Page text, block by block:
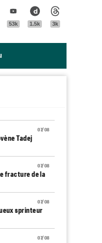
Tik Tok Youtube
53k
Dailymotion
1.5k 3k
07/08
Tadej
07/08
fracture de la
07/08
sprinteur
07/08